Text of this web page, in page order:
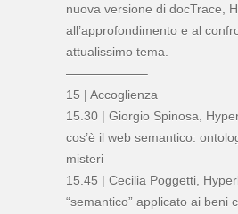
nuova versione di docTrace,
all’approfondimento e al
attualissimo tema.
——————–
15 | Accoglienza
15.30 | Giorgio Spinosa,
cos’è il web semantico:
misteri
15.45 | Cecilia Poggetti,
“semantico” applicato ai beni